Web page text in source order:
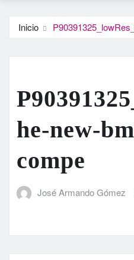
Inicio
he-new-
compe
José Armando Gómez